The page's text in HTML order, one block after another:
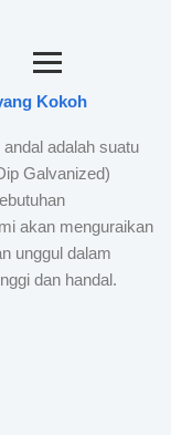
Kokoh
adalah suatu
Galvanized)
akan menguraikan
unggul dalam
dan handal.